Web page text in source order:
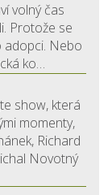
volný čas
Protože se
adopci. Nebo
ko…
show, která
momenty,
Richard
Novotný